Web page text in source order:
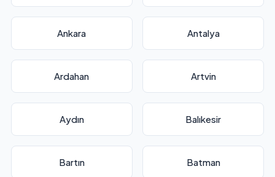
Ankara Antalya
Ardahan Artvin
Aydın Balıkesir
Bartın Batman